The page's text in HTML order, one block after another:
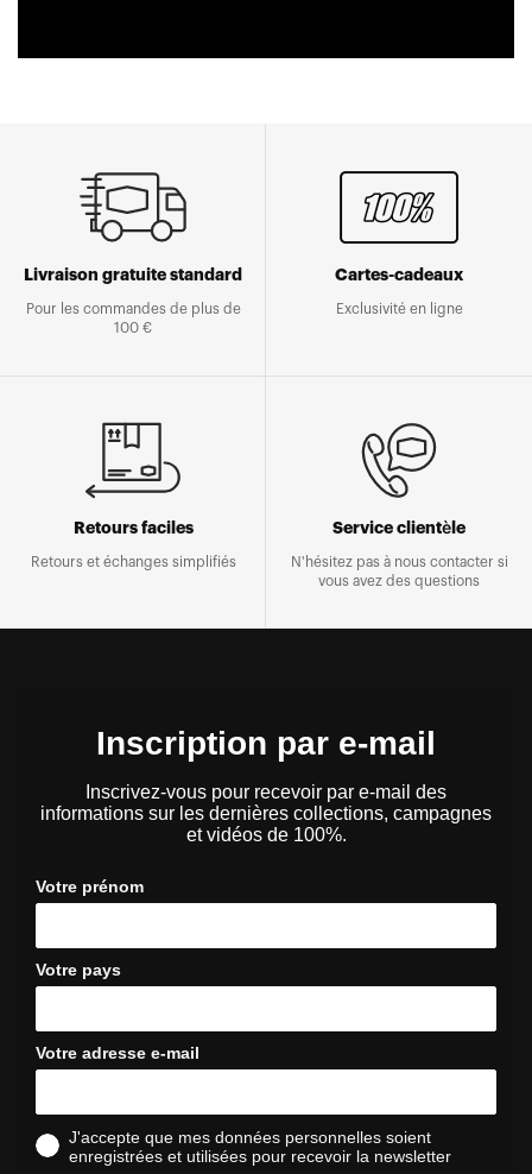
Livraison gratuite standard
Pour les commandes de plus de
100 €
Cartes-cadeaux
Exclusivité en ligne
Retours faciles
Retours et échanges simplifiés
Service clientèle
N'hésitez pas à nous contacter si
vous avez des questions
Inscription par e-mail
Inscrivez-vous pour recevoir par e-mail des
informations sur les dernières collections, campagnes
et vidéos de 100%.
Votre prénom
Votre pays
Votre adresse e-mail
J'accepte que mes données personnelles soient
enregistrées et utilisées pour recevoir la newsletter